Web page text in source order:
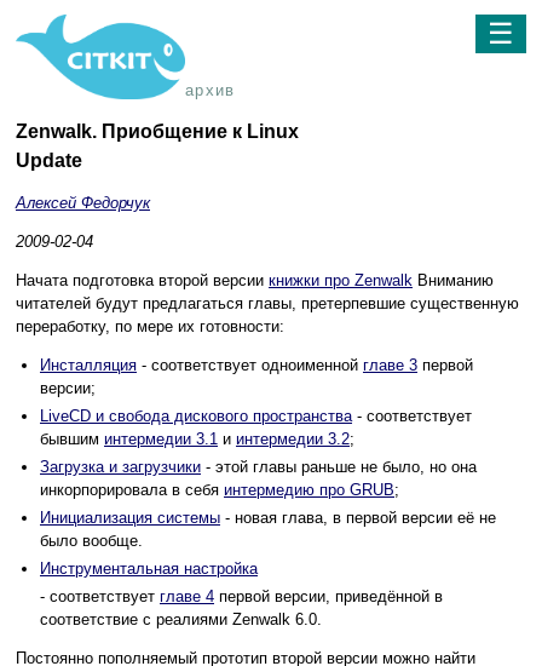
архив
☰
Zenwalk. Приобщение к Linux
Update
Алексей Федорчук
2009-02-04
Начата подготовка второй версии книжки про Zenwalk Вниманию
читателей будут предлагаться главы, претерпевшие существенную
переработку, по мере их готовности:
Инсталляция - соответствует одноименной главе 3 первой
версии;
LiveCD и свобода дискового пространства- соответствует
бывшим интермедии 3.1 и интермедии 3.2;
Загрузка и загрузчики - этой главы раньше не было, но она
инкорпорировала в себя интермедию про GRUB;
Инициализация системы - новая глава, в первой версии её не
было вообще.
Инструментальная настройка
- соответствует главе 4 первой версии, приведённой в
соответствие с реалиями Zenwalk 6.0.
Постоянно пополняемый прототип второй версии можно найти